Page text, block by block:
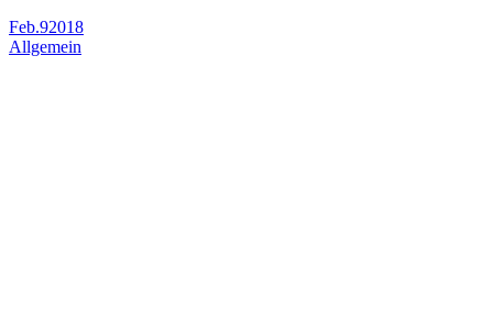
Feb.92018
Allgemein